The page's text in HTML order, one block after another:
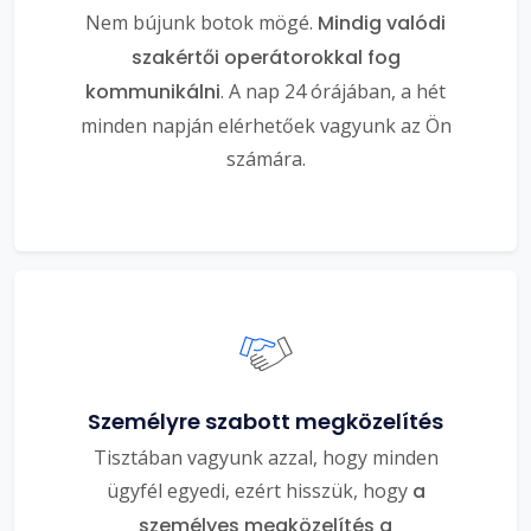
Nem bújunk botok mögé. Mindig valódi
szakértői operátorokkal fog
kommunikálni. A nap 24 órájában, a hét
minden napján elérhetőek vagyunk az Ön
számára.
Személyre szabott megközelítés
Tisztában vagyunk azzal, hogy minden
ügyfél egyedi, ezért hisszük, hogy a
személyes megközelítés a